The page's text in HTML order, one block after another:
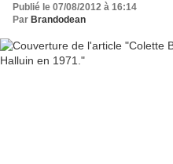
Publié le 07/08/2012 à 16:14
Par Brandodean